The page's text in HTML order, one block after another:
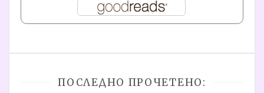
ПОСЛЕДНО ПРОЧЕТЕНО: